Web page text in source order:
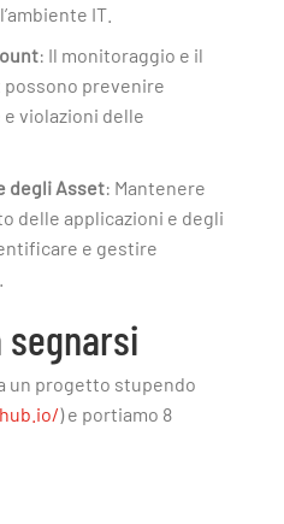
IT.
: Il monitoraggio e il
prevenire
violazioni delle
degli Asset: Mantenere
delle applicazioni e degli
e gestire
segnarsi
un progetto stupendo
) e portiamo 8